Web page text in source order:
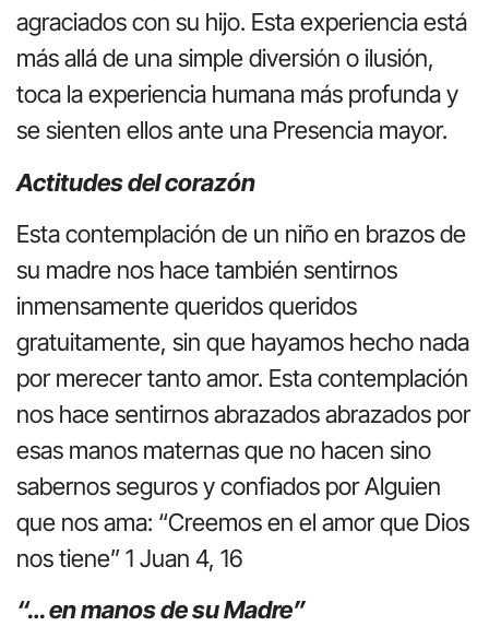
agraciados con su hijo. Esta experiencia está
más allá de una simple diversión o ilusión,
toca la experiencia humana más profunda y
se sienten ellos ante una Presencia mayor.
Actitudes del corazón
Esta contemplación de un niño en brazos de
su madre nos hace también sentirnos
inmensamente queridos queridos
gratuitamente, sin que hayamos hecho nada
por merecer tanto amor. Esta contemplación
nos hace sentirnos abrazados abrazados por
esas manos maternas que no hacen sino
sabernos seguros y confiados por Alguien
que nos ama: “Creemos en el amor que Dios
nos tiene” 1 Juan 4, 16
“… en manos de su Madre”